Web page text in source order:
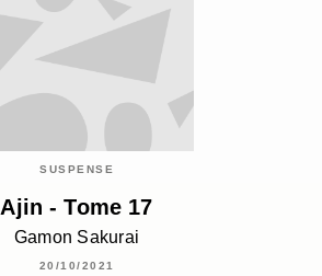
SUSPENSE
Ajin - Tome 17
Gamon Sakurai
20/10/2021